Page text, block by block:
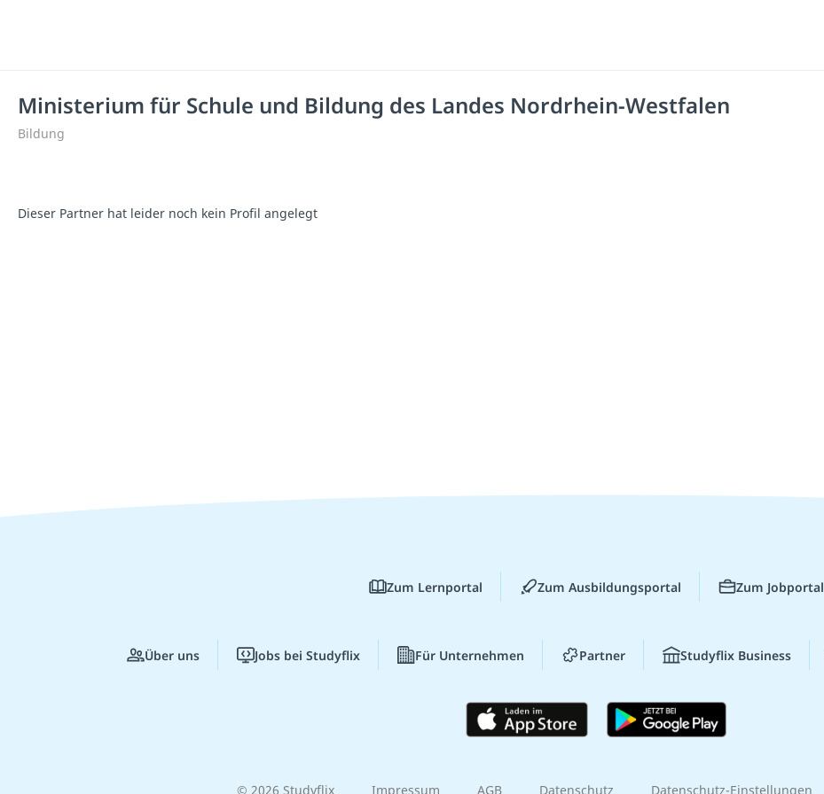
Ministerium für Schule und Bildung des Landes Nordrhein-Westfalen
Bildung
Dieser Partner hat leider noch kein Profil angelegt
Zum Lernportal Zum Ausbildungsportal Zum Jobportal
Über uns Jobs bei Studyflix Für Unternehmen Partner Studyflix Business
© 2026 Studyflix Impressum AGB Datenschutz Datenschutz-Einstellungen